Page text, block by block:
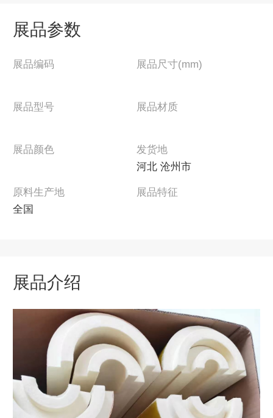
展品参数
展品编码 展品尺寸(mm)
展品型号 展品材质
展品颜色
发货地
河北 沧州市
原料生产地
全国
展品特征
展品介绍